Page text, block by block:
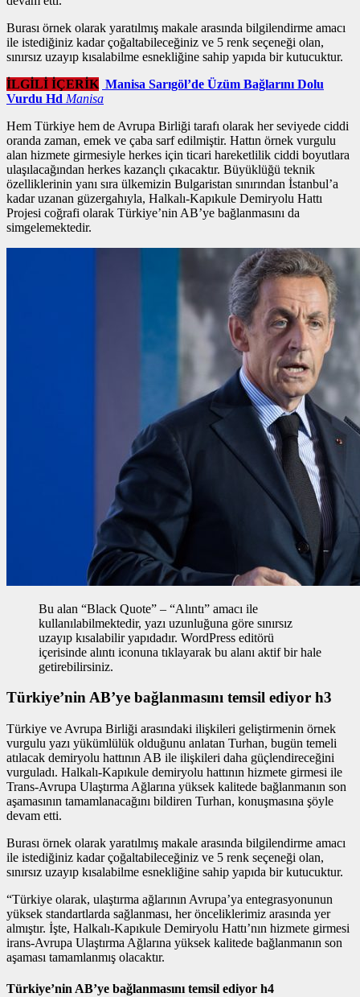
Burası örnek olarak yaratılmış makale arasında bilgilendirme amacı
ile istediğiniz kadar çoğaltabileceğiniz ve 5 renk seçeneği olan,
sınırsız uzayıp kısalabilme esnekliğine sahip yapıda bir kutucuktur.
İLGİLİ İÇERİK Manisa Sarıgöl’de Üzüm Bağlarını Dolu
Vurdu Hd Manisa
Hem Türkiye hem de Avrupa Birliği tarafı olarak her seviyede ciddi
oranda zaman, emek ve çaba sarf edilmiştir. Hattın örnek vurgulu
alan hizmete girmesiyle herkes için ticari hareketlilik ciddi boyutlara
ulaşılacağından herkes kazançlı çıkacaktır. Büyüklüğü teknik
özelliklerinin yanı sıra ülkemizin Bulgaristan sınırından İstanbul’a
kadar uzanan güzergahıyla, Halkalı-Kapıkule Demiryolu Hattı
Projesi coğrafi olarak Türkiye’nin AB’ye bağlanmasını da
simgelemektedir.
Bu alan “Black Quote” – “Alıntı” amacı ile
kullanılabilmektedir, yazı uzunluğuna göre sınırsız
uzayıp kısalabilir yapıdadır. WordPress editörü
içerisinde alıntı iconuna tıklayarak bu alanı aktif bir hale
getirebilirsiniz.
Türkiye’nin AB’ye bağlanmasını temsil ediyor h3
Türkiye ve Avrupa Birliği arasındaki ilişkileri geliştirmenin örnek
vurgulu yazı yükümlülük olduğunu anlatan Turhan, bugün temeli
atılacak demiryolu hattının AB ile ilişkileri daha güçlendireceğini
vurguladı. Halkalı-Kapıkule demiryolu hattının hizmete girmesi ile
Trans-Avrupa Ulaştırma Ağlarına yüksek kalitede bağlanmanın son
aşamasının tamamlanacağını bildiren Turhan, konuşmasına şöyle
devam etti.
Burası örnek olarak yaratılmış makale arasında bilgilendirme amacı
ile istediğiniz kadar çoğaltabileceğiniz ve 5 renk seçeneği olan,
sınırsız uzayıp kısalabilme esnekliğine sahip yapıda bir kutucuktur.
“Türkiye olarak, ulaştırma ağlarının Avrupa’ya entegrasyonunun
yüksek standartlarda sağlanması, her önceliklerimiz arasında yer
almıştır. İşte, Halkalı-Kapıkule Demiryolu Hattı’nın hizmete girmesi
irans-Avrupa Ulaştırma Ağlarına yüksek kalitede bağlanmanın son
aşaması tamamlanmış olacaktır.
Türkiye’nin AB’ye bağlanmasını temsil ediyor h4